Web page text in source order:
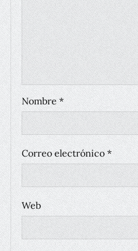
Nombre*
Correo electrónico*
Web